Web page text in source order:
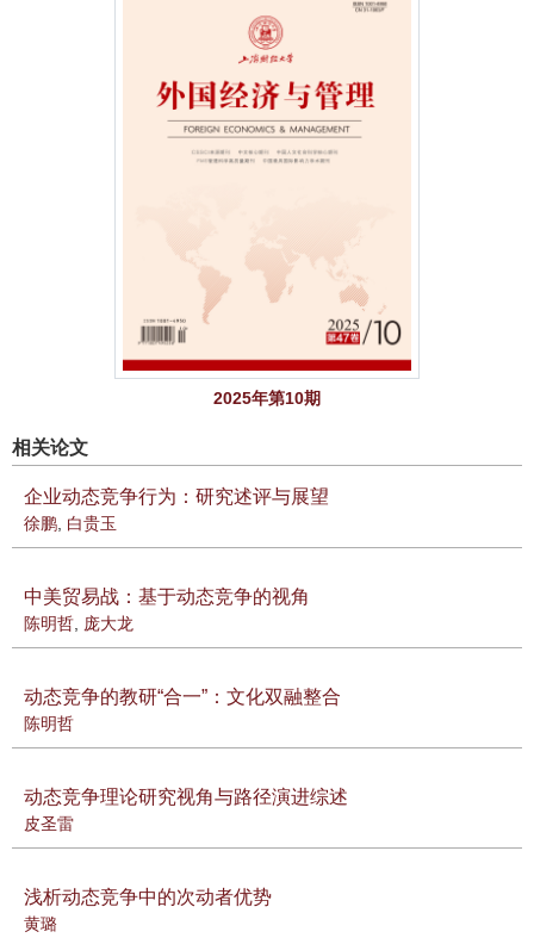
2025年第10期
相关论文
企业动态竞争行为：研究述评与展望
徐鹏, 白贵玉
中美贸易战：基于动态竞争的视角
陈明哲, 庞大龙
动态竞争的教研“合一”：文化双融整合
陈明哲
动态竞争理论研究视角与路径演进综述
皮圣雷
浅析动态竞争中的次动者优势
黄璐